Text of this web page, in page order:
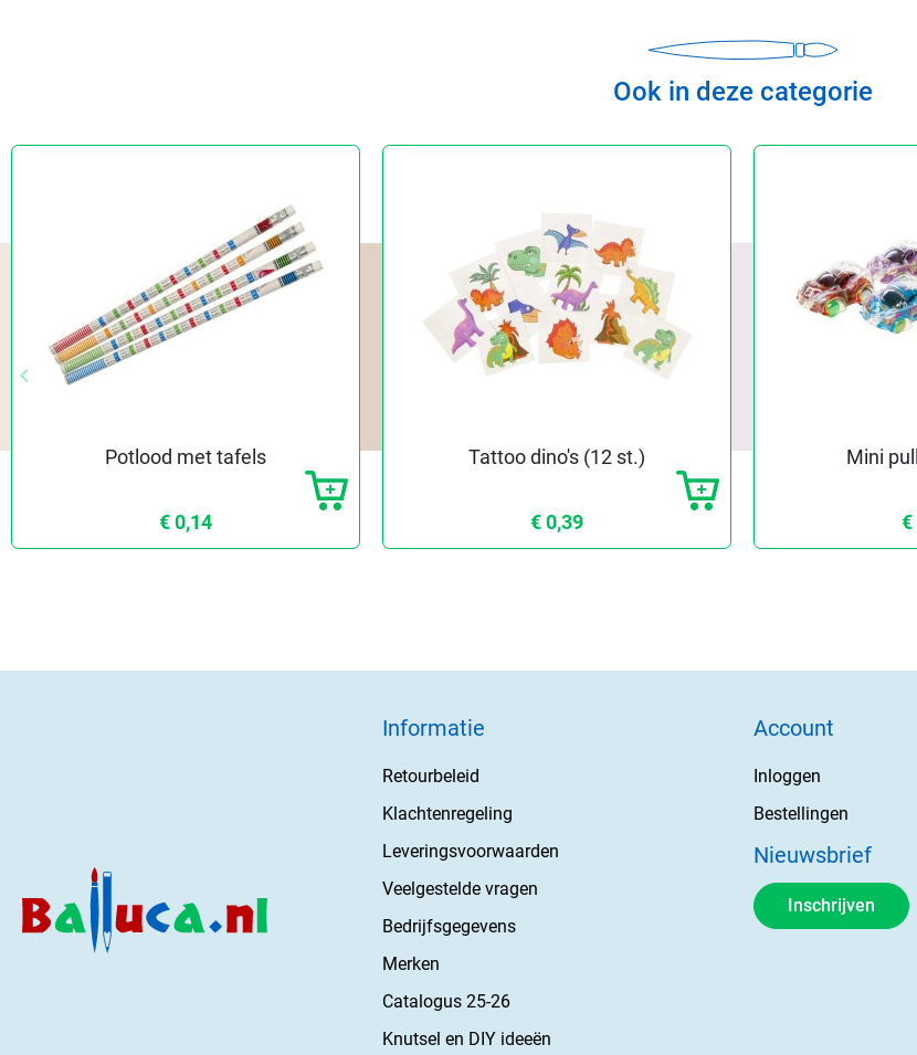
Ook in deze categorie
Vorige
keyboard_arrow_left
Potlood met tafels
€ 0,14
Tattoo dino's (12 st.)
€ 0,39
Mini
€
Informatie
Retourbeleid
Klachtenregeling
Leveringsvoorwaarden
Veelgestelde vragen
Bedrijfsgegevens
Merken
Catalogus 25-26
Knutsel en DIY ideeën
Account
Inloggen
Bestellingen
Nieuwsbrief
Inschrijven